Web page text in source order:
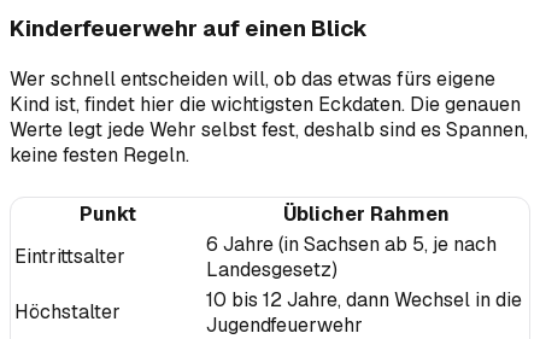
Kinderfeuerwehr auf einen Blick
Wer schnell entscheiden will, ob das etwas fürs eigene
Kind ist, findet hier die wichtigsten Eckdaten. Die genauen
Werte legt jede Wehr selbst fest, deshalb sind es Spannen,
keine festen Regeln.
Punkt
Üblicher Rahmen
Eintrittsalter
6 Jahre (in Sachsen ab 5, je nach
Landesgesetz)
Höchstalter
10 bis 12 Jahre, dann Wechsel in die
Jugendfeuerwehr